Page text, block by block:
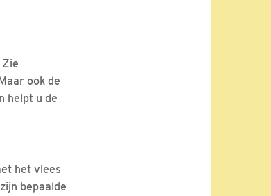
ook de
helpt u de
het vlees
bepaalde